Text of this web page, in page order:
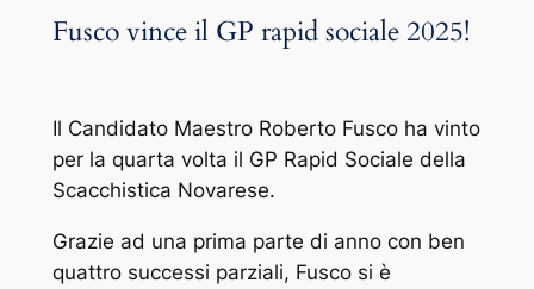
Fusco vince il GP rapid sociale 2025!
Il Candidato Maestro Roberto Fusco ha vinto
per la quarta volta il GP Rapid Sociale della
Scacchistica Novarese.
Grazie ad una prima parte di anno con ben
quattro successi parziali, Fusco si è